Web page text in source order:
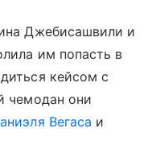
Джебисашвили и
им попасть в
кейсом с
чемодан они
Вегаса и